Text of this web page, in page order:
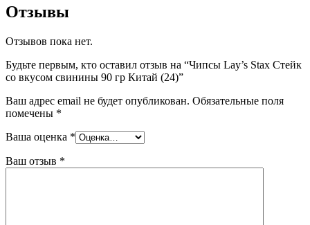
Отзывы
Отзывов пока нет.
Будьте первым, кто оставил отзыв на “Чипсы Lay’s Stax Стейк
со вкусом свинины 90 гр Китай (24)”
Ваш адрес email не будет опубликован. Обязательные поля
помечены *
Ваша оценка *
Ваш отзыв *